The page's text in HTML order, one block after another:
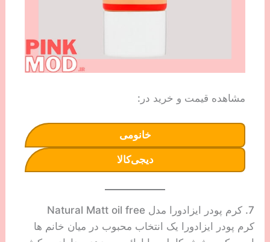
مشاهده قیمت و خرید در:
خانومی
دیجی‌کالا
7. کرم پودر ایزادورا مدل Natural Matt oil free
کرم پودر ایزادورا یک انتخاب محبوب در میان خانم ها